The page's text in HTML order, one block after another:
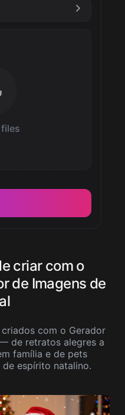
criar com o
de Imagens de
com o Gerador
de retratos alegres a
família e de pets
espírito natalino.